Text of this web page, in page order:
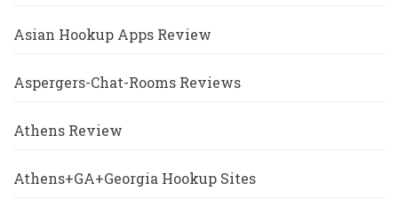
Asian Hookup Apps Review
Aspergers-Chat-Rooms Reviews
Athens Review
Athens+GA+Georgia Hookup Sites